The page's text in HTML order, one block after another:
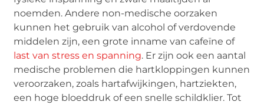
noemden. Andere non-medische oorzaken
kunnen het gebruik van alcohol of verdovende
middelen zijn, een grote inname van cafeïne of
last van stress en spanning. Er zijn ook een aantal
medische problemen die hartkloppingen kunnen
veroorzaken, zoals hartafwijkingen, hartziekten,
een hoge bloeddruk of een snelle schildklier. Tot